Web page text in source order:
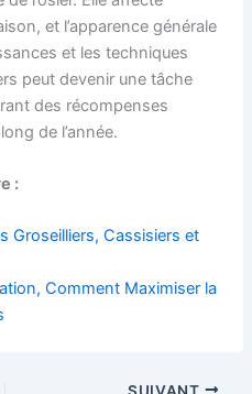
et l’apparence générale
et les techniques
peut devenir une tâche
des récompenses
de l’année.
:
Groseilliers, Cassisiers et
Comment Maximiser la
SUIVANT